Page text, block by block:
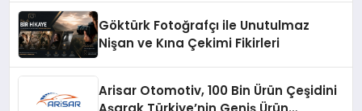
Göktürk Fotoğrafçı ile Unutulmaz
Nişan ve Kına Çekimi Fikirleri
Arisar Otomotiv, 100 Bin Ürün Çeşidini